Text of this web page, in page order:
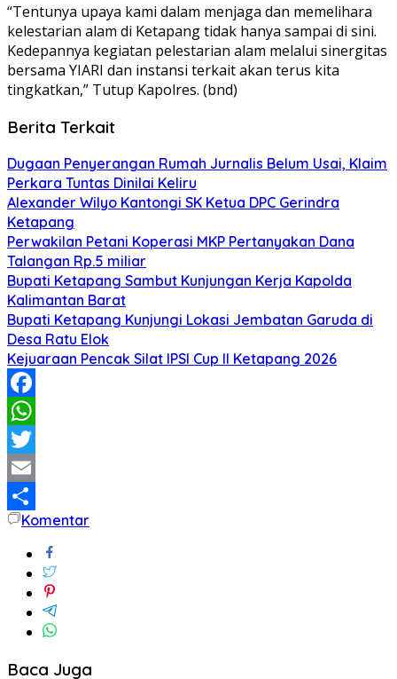
“Tentunya upaya kami dalam menjaga dan memelihara
kelestarian alam di Ketapang tidak hanya sampai di sini.
Kedepannya kegiatan pelestarian alam melalui sinergitas
bersama YIARI dan instansi terkait akan terus kita
tingkatkan,” Tutup Kapolres. (bnd)
Berita Terkait
Dugaan Penyerangan Rumah Jurnalis Belum Usai, Klaim
Perkara Tuntas Dinilai Keliru
Alexander Wilyo Kantongi SK Ketua DPC Gerindra
Ketapang
Perwakilan Petani Koperasi MKP Pertanyakan Dana
Talangan Rp.5 miliar
Bupati Ketapang Sambut Kunjungan Kerja Kapolda
Kalimantan Barat
Bupati Ketapang Kunjungi Lokasi Jembatan Garuda di
Desa Ratu Elok
Kejuaraan Pencak Silat IPSI Cup II Ketapang 2026
Facebook
WhatsApp
Twitter
Email
Share
Komentar
Baca Juga